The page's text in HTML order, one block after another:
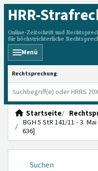
HRR-
Online-Zeitschrift und
für höchstrichterliche
Menü
HRRS durchsuchen
Startseite
BGH 5 StR 141/11 - 3.
636]
Suchen